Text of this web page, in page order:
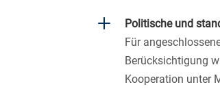
L
Politische und
Für
Berücksichtigung
Kooperation unter